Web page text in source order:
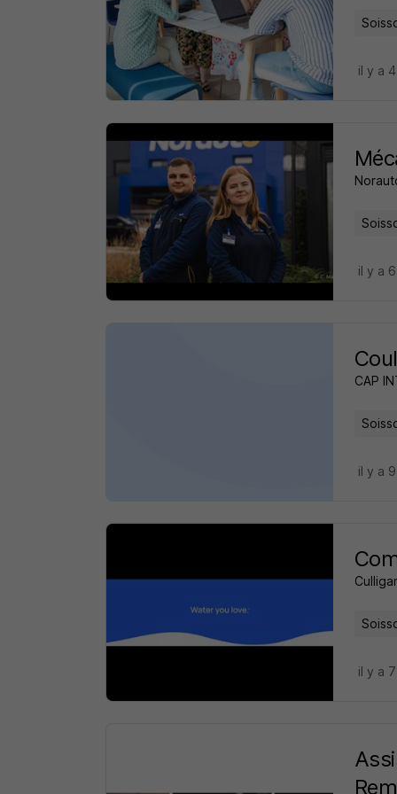
il y a
il y a
CAP
il y a
il y a